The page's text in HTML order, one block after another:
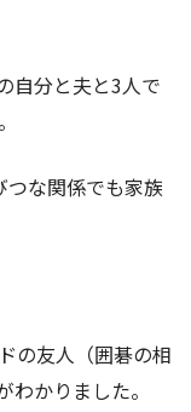
自分と夫と3人で
な関係でも家族
の友人（囲碁の相
かりました。